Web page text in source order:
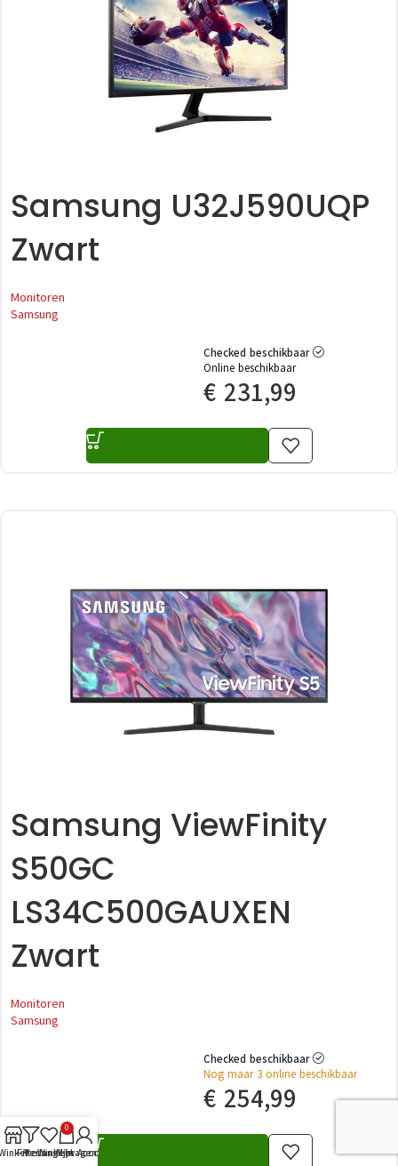
Samsung U32J590UQP
Zwart
Monitoren
Samsung
Checked beschikbaar
Online beschikbaar
€ 231,99
Samsung ViewFinity
S50GC
LS34C500GAUXEN
Zwart
Monitoren
Samsung
Checked beschikbaar
Nog maar 3 online beschikbaar
€ 254,99
Filters
Verlanglijst
0
Winkelwagen
Mijn Account